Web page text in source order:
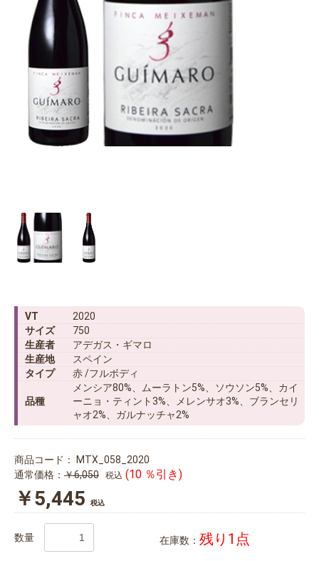
VT
2020
サイズ
750
生産者
アデガス・ギマロ
生産地
スペイン
タイプ
赤 /フルボディ
品種
メンシア80%、ムーラトン5%、ソウソン5%、カイ
ーニョ・ティント3%、メレンサオ3%、ブランセリ
ャオ2%、ガルナッチャ2%
商品コード：
MTX_058_2020
通常価格： ￥6,050 税込 (10 ％引き)
￥5,445 税込
数量 在庫数： 残り1点